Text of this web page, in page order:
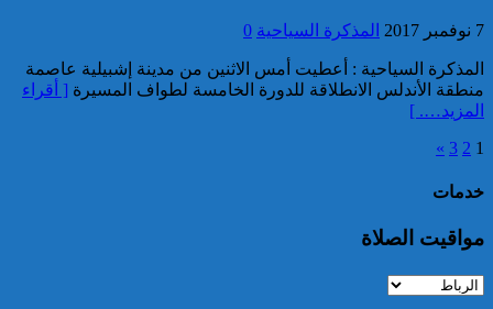
العثور على جثة شخص يرجح أن
تعود للسائح البلجيكي الذي اختفى
المنصرم بأكادير
7 نوفمبر 2017 المذكرة السياحية 0
المذكرة السياحية : أعطيت أمس الاثنين من مدينة إشبيلية عاصمة
منطقة الأندلس الانطلاقة للدورة الخامسة لطواف المسيرة [ أقراء
المزيد…. ]
1
2
3
»
خدمات
مواقيت الصلاة